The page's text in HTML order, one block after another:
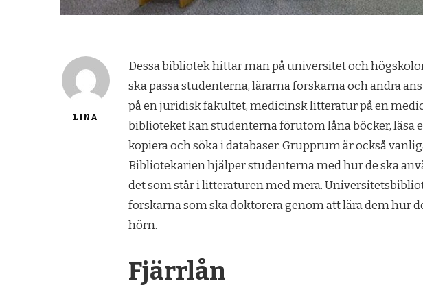
LINA
Dessa bibliotek hittar man på universitet och
ska passa studenterna, lärarna forskarna och andra
på en juridisk fakultet, medicinsk litteratur på en
biblioteket kan studenterna förutom låna böcker, läsa
kopiera och söka i databaser. Grupprum är också
Bibliotekarien hjälper studenterna med hur de ska
det som står i litteraturen med mera.
forskarna som ska doktorera genom att lära dem hur
hörn.
Fjärrlån